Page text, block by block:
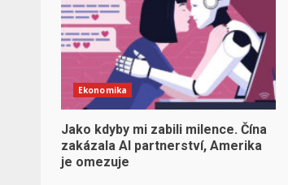
Ekonomika
Jako kdyby mi zabili milence. Čína
zakázala AI partnerství, Amerika
je omezuje